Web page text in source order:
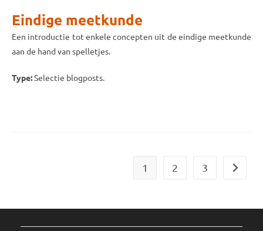
Eindige meetkunde
Een introductie tot enkele concepten uit de eindige meetkunde
aan de hand van spelletjes.
Type:Selectie blogposts.
1 2 3 Naar